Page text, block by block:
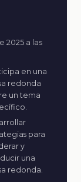
2025 a las
en una
redonda
un tema
para
y
una
redonda.